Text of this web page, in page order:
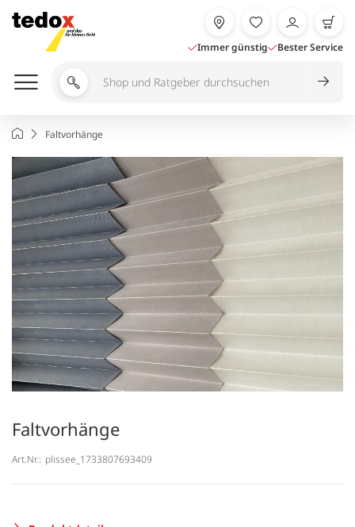
Inhalt
springen
Immer günstig Bester Service
Shop
durchsuchen
StartseiteFaltvorhänge
Faltvorhänge
Art.Nr.: plissee_1733807693409